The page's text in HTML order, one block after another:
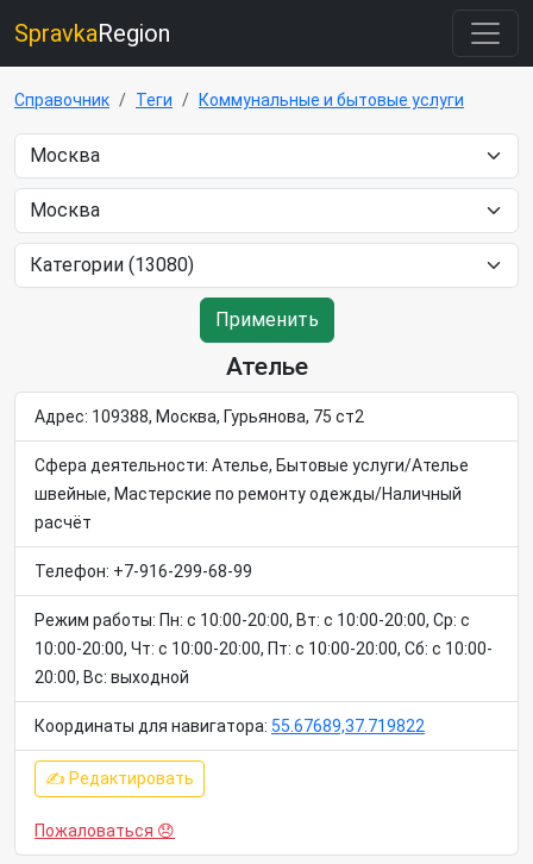
SpravkaRegion
Справочник Теги Коммунальные и бытовые услуги
Применить
Ателье
Адрес: 109388, Москва, Гурьянова, 75 ст2
Сфера деятельности: Ателье, Бытовые услуги/Ателье
швейные, Мастерские по ремонту одежды/Наличный
расчёт
Телефон: +7-916-299-68-99
Режим работы: Пн: c 10:00-20:00, Вт: c 10:00-20:00, Ср: c
10:00-20:00, Чт: c 10:00-20:00, Пт: c 10:00-20:00, Сб: c 10:00-
20:00, Вс: выходной
Координаты для навигатора: 55.67689,37.719822
✍ Редактировать
Пожаловаться 😞